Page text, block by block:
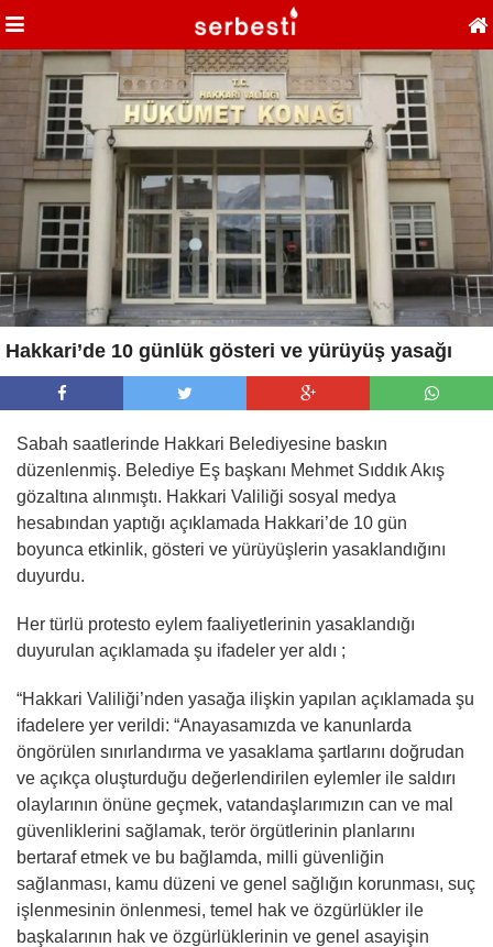
Hakkari’de 10 günlük gösteri ve yürüyüş yasağı
Sabah saatlerinde Hakkari Belediyesine baskın
düzenlenmiş. Belediye Eş başkanı Mehmet Sıddık Akış
gözaltına alınmıştı. Hakkari Valiliği sosyal medya
hesabından yaptığı açıklamada Hakkari’de 10 gün
boyunca etkinlik, gösteri ve yürüyüşlerin yasaklandığını
duyurdu.
Her türlü protesto eylem faaliyetlerinin yasaklandığı
duyurulan açıklamada şu ifadeler yer aldı ;
“Hakkari Valiliği’nden yasağa ilişkin yapılan açıklamada şu
ifadelere yer verildi: “Anayasamızda ve kanunlarda
öngörülen sınırlandırma ve yasaklama şartlarını doğrudan
ve açıkça oluşturduğu değerlendirilen eylemler ile saldırı
olaylarının önüne geçmek, vatandaşlarımızın can ve mal
güvenliklerini sağlamak, terör örgütlerinin planlarını
bertaraf etmek ve bu bağlamda, milli güvenliğin
sağlanması, kamu düzeni ve genel sağlığın korunması, suç
işlenmesinin önlenmesi, temel hak ve özgürlükler ile
başkalarının hak ve özgürlüklerinin ve genel asayişin